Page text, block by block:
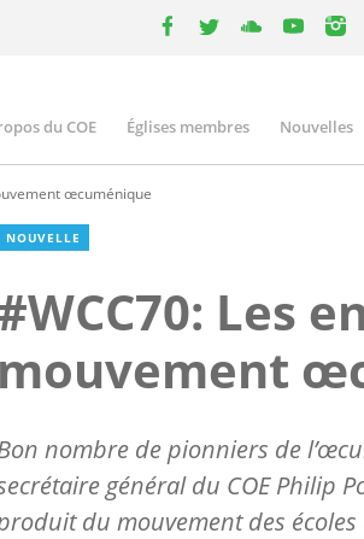
du COE Églises membres Nouvelles
œcuménique
NOUVELLE
Les
mouvement
nombre de pionniers de
général du COE Philip
du mouvement des